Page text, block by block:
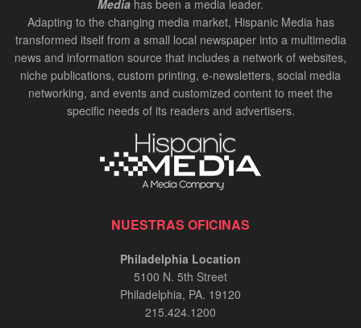
Media has been a media leader.
Adapting to the changing media market, Hispanic Media has
transformed itself from a small local newspaper into a multimedia
news and information source that includes a network of websites,
niche publications, custom printing, e-newsletters, social media
networking, and events and customized content to meet the
specific needs of its readers and advertisers.
NUESTRAS OFICINAS
Philadelphia Location
5100 N. 5th Street
Philadelphia, PA. 19120
215.424.1200